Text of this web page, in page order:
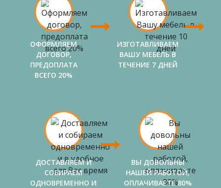
ОФОРМЛЯЕМ
ДОГОВОР,
ПРЕДОПЛАТА
ВСЕГО 20%
ИЗГОТАВЛИВАЕМ
ВАШУ МЕБЕЛЬ В
ТЕЧЕНИЕ 7 ДНЕЙ
ДОСТАВЛЯЕМ И
СОБИРАЕМ
ОДНОВРЕМЕННО И
ВЫ ДОВОЛЬНЫ
НАШЕЙ РАБОТОЙ,
ОПЛАЧИВАЕТЕ 80%